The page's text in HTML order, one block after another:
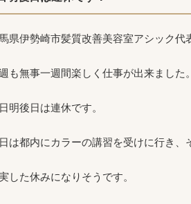
県伊勢崎市髪質改善美容室アシック代
も無事一週間楽しく仕事が出来ました。
明後日は連休です。
は都内にカラーの講習を受けに行き、
した休みになりそうです。